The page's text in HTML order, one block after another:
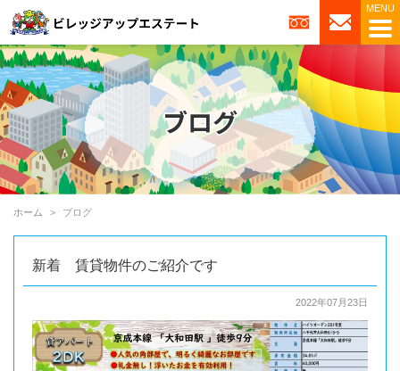
ホーム ブログ
新着 賃貸物件のご紹介です
2022年07月23日